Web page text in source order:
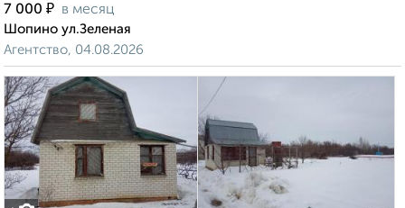
7 000 ₽ в месяц
Шопино ул.Зеленая
Агентство, 04.08.2026